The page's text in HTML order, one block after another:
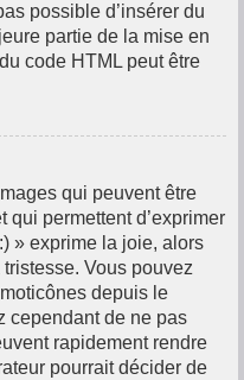
possible d’insérer du
partie de la mise en
code HTML peut être
qui peuvent être
qui permettent d’exprimer
» exprime la joie, alors
Vous pouvez
depuis le
cependant de ne pas
rapidement rendre
pourrait décider de